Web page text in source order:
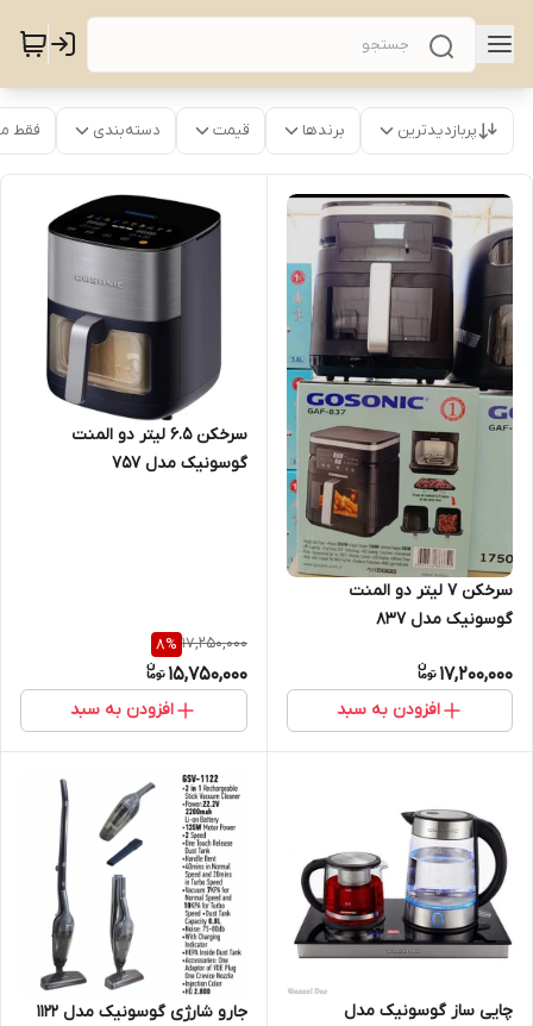
پربازدیدترین برندها قیمت دسته‌بندی فقط
سرخکن 7 لیتر دو المنت
گوسونیک مدل 837
17,200,000
افزودن به سبد
سرخکن 6.5 لیتر دو المنت
گوسونیک مدل 757
17,250,000
8%
15,750,000
افزودن به سبد
چایی ساز گوسونیک مدل
جارو شارژی گوسونیک مدل ۱۱۲۲